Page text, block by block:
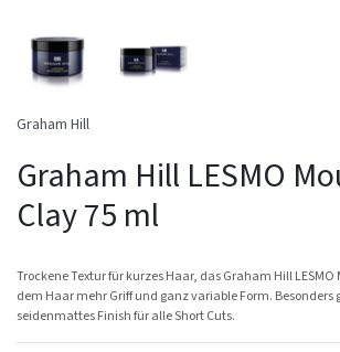
Graham Hill
Graham Hill LESMO
Clay 75 ml
Trockene Textur für kurzes Haar, das Graham Hill
dem Haar mehr Griff und ganz variable Form. Besonders
seidenmattes Finish für alle Short Cuts.